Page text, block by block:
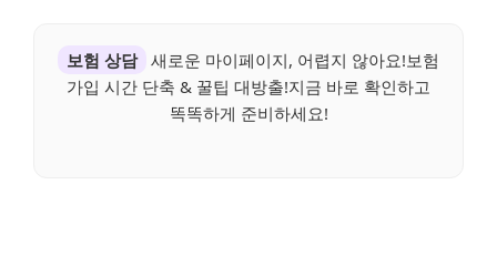
보험 상담 새로운 마이페이지, 어렵지 않아요!보험
가입 시간 단축 & 꿀팁 대방출!지금 바로 확인하고
똑똑하게 준비하세요!